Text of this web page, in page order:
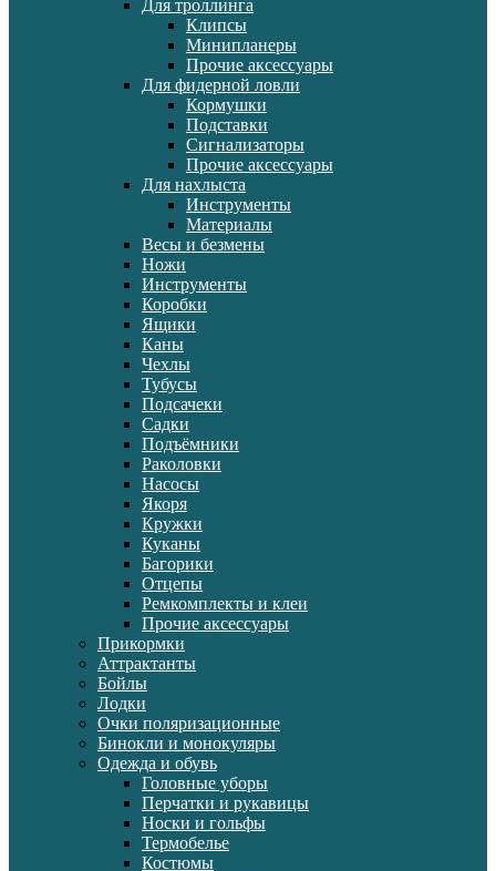
Для троллинга
Клипсы
Минипланеры
Прочие аксессуары
Для фидерной ловли
Кормушки
Подставки
Сигнализаторы
Прочие аксессуары
Для нахлыста
Инструменты
Материалы
Весы и безмены
Ножи
Инструменты
Коробки
Ящики
Каны
Чехлы
Тубусы
Подсачеки
Садки
Подъёмники
Раколовки
Насосы
Якоря
Кружки
Куканы
Багорики
Отцепы
Ремкомплекты и клеи
Прочие аксессуары
Прикормки
Аттрактанты
Бойлы
Лодки
Очки поляризационные
Бинокли и монокуляры
Одежда и обувь
Головные уборы
Перчатки и рукавицы
Носки и гольфы
Термобелье
Костюмы